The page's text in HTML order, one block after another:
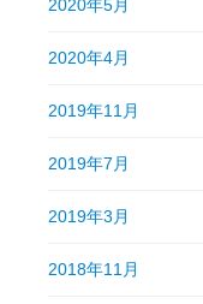
2020年5月
2020年4月
2019年11月
2019年7月
2019年3月
2018年11月